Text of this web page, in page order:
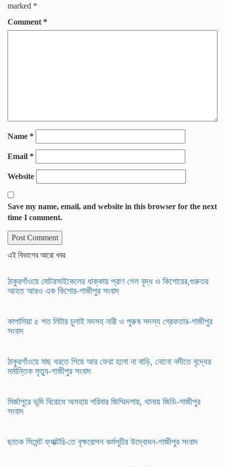
marked *
Comment *
Name *
Email *
Website
Save my name, email, and website in this browser for the next
time I comment.
এই বিভাগের আরো খবর
ঠাকুরগাঁওয়ে মোটরসাইকেলের ধাক্কায় প্রাণ গেল বৃদ্ধ ও কিশোরের,গুরুতর
আহত আরও এক কিশোর-গাজীপুর সংবাদ
কাপাসিয়া ৫ শত লিটার চুলাই মদসহ নারী ও পুরুষ সদস্য গ্রেফতার-গাজীপুর
সংবাদ
ঠাকুরগাঁওয়ে মাছ ধরতে গিয়ে আর ফেরা হলো না বাড়ি, নোনো নদীতে বৃদ্ধের
মর্মান্তিক মৃত্যু-গাজীপুর সংবাদ
মির্জাপুরে ভূমি বিরোধে অসহায় পরিবার জিম্মিদশায়, থানায় জিডি-গাজীপুর
সংবাদ
ছাতক সিমেন্ট ফ্যাক্টরি-তে বৃক্ষরোপন কর্মসূচীর উদ্বোধন-গাজীপুর সংবাদ